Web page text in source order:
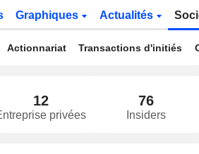
Graphiques Actualités
Actionnariat Transactions d'initiés
12
privées
76
Insiders